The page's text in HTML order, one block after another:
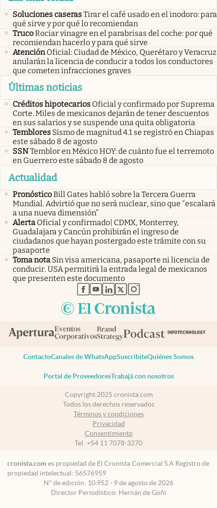
Soluciones caserasTirar el café usado en el inodoro: para
qué sirve y por qué lo recomiendan
TrucoRociar vinagre en el parabrisas del coche: por qué
recomiendan hacerlo y para qué sirve
Atención Oficial: Ciudad de México, Querétaro y Veracruz
anularán la licencia de conducir a todos los conductores
que cometen infracciones graves
Últimas noticias
Créditos hipotecarios Oficial y confirmado por Suprema
Corte. Miles de mexicanos dejarán de tener descuentos
en sus salarios y se suspende una quita obligatoria
Temblores Sismo de magnitud 4.1 se registró en Chiapas
este sábado 8 de agosto
SSNTemblor en México HOY: de cuánto fue el terremoto
en Guerrero este sábado 8 de agosto
Actualidad
PronósticoBill Gates habló sobre la Tercera Guerra
Mundial. Advirtió que no será nuclear, sino que “escalará
a una nueva dimensión”
Alerta Oficial y confirmado| CDMX, Monterrey,
Guadalajara y Cancún prohibirán el ingreso de
ciudadanos que hayan postergado este trámite con su
pasaporte
Toma nota Sin visa americana, pasaporte ni licencia de
conducir. USA permitirá la entrada legal de mexicanos
que presenten este documento
abre en nueva pestaña
abre en nueva pestaña
abre en nueva pestaña
abre en nueva pestaña
abre en nueva pestaña
ContactoCanales de WhatsAppSuscribiteQuiénes Somos
Portal de ProveedoresTrabajá con nosotros
Copyright 2025 cronista.com
Todos los derechos reservados
Términos y condiciones
Privacidad
Consentimiento
Tel: +54 11 7078-3270
cronista.com es propiedad de El Cronista Comercial S.A Registro de
propiedad intelectual: 56576959
N° de edición: 10.952 - 9 de agosto de 2026
Director Periodístico: Hernán de Goñi